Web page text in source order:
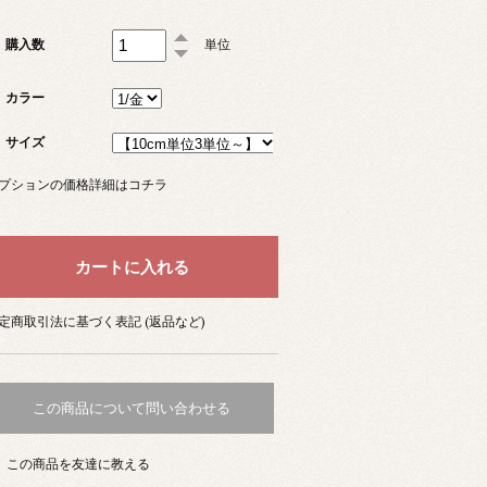
購入数 単位
カラー
サイズ
ションの価格詳細はコチラ
商取引法に基づく表記 (返品など)
この商品について問い合わせる
この商品を友達に教える